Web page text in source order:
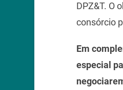
DPZ&T. O
consórcio
Em
especial